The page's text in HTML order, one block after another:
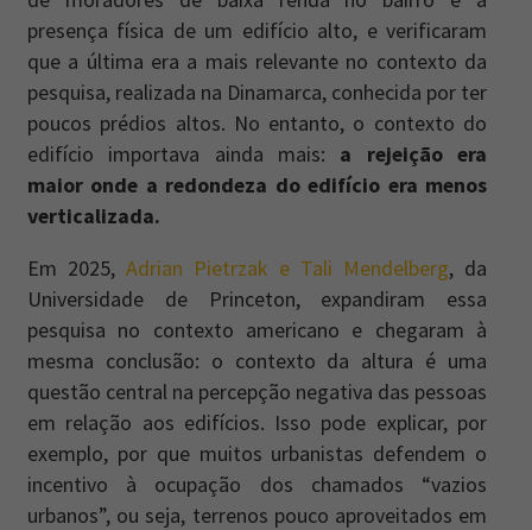
presença física de um edifício alto, e verificaram
que a última era a mais relevante no contexto da
pesquisa, realizada na Dinamarca, conhecida por ter
poucos prédios altos. No entanto, o contexto do
edifício importava ainda mais: a rejeição era
maior onde a redondeza do edifício era menos
verticalizada.
Em 2025,Adrian Pietrzak e Tali Mendelberg, da
Universidade de Princeton, expandiram essa
pesquisa no contexto americano e chegaram à
mesma conclusão: o contexto da altura é uma
questão central na percepção negativa das pessoas
em relação aos edifícios. Isso pode explicar, por
exemplo, por que muitos urbanistas defendem o
incentivo à ocupação dos chamados “vazios
urbanos”, ou seja, terrenos pouco aproveitados em